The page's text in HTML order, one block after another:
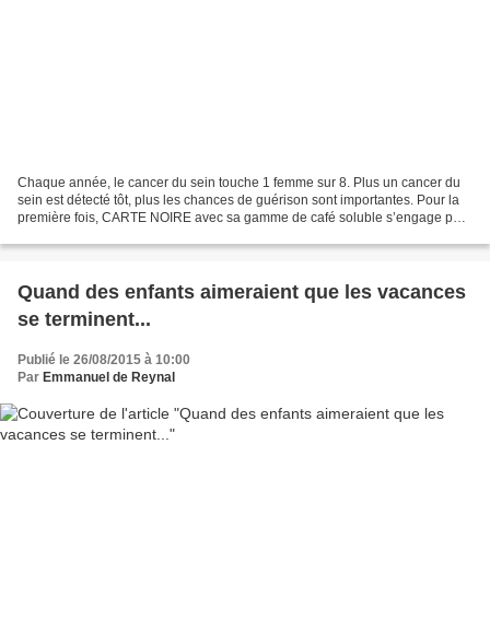
Chaque année, le cancer du sein touche 1 femme sur 8. Plus un cancer du
sein est détecté tôt, plus les chances de guérison sont importantes. Pour la
première fois, CARTE NOIRE avec sa gamme de café soluble s’engage pour
Quand des enfants aimeraient que les vacances
se terminent...
Publié le 26/08/2015 à 10:00
Par Emmanuel de Reynal